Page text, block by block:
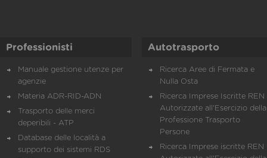
Professionisti
Manuale gestione utenze per
agenzie
Materia ADR-RID-ADN
Trasporto delle merci
deperibili - ATP
Database delle località a
supporto dei sistemi RDS
Autotrasporto
Ricerca Aree di Fermata e
Nulla Osta
Ricerca Imprese Iscritte REN
Autorizzate all'Esercizio della
Professione Trasporto
Persone
Ricerca Imprese iscritte REN